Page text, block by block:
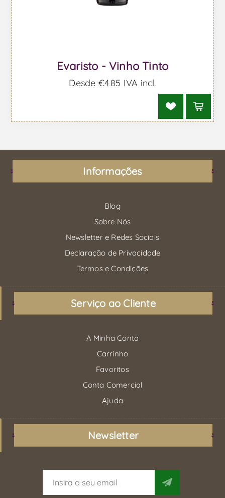
Evaristo - Vinho Tinto
Desde €4,85 IVA incl.
Informações
Blog
Sobre Nós
Newsletter e Redes Sociais
Declaração de Privacidade
Termos e Condições
Serviço ao Cliente
A Minha Conta
Carrinho
Favoritos
Conta Comercial
Ajuda
Newsletter